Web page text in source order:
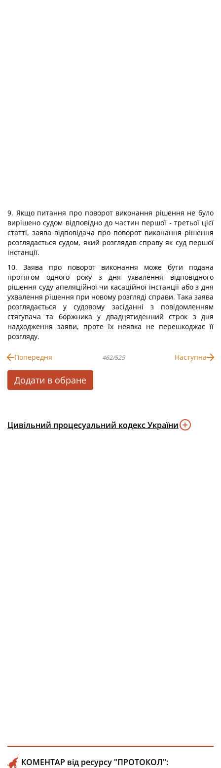
9. Якщо питання про поворот виконання рішення не було
вирішено судом відповідно до частин першої - третьої цієї
статті, заява відповідача про поворот виконання рішення
розглядається судом, який розглядав справу як суд першої
інстанції.
10. Заява про поворот виконання може бути подана
протягом одного року з дня ухвалення відповідного
рішення суду апеляційної чи касаційної інстанції або з дня
ухвалення рішення при новому розгляді справи. Така заява
розглядається у судовому засіданні з повідомленням
стягувача та боржника у двадцятиденний строк з дня
надходження заяви, проте їх неявка не перешкоджає її
розгляду.
Попередня 462/525 Наступна
Додати в обране
Цивільний процесуальний кодекс України
КОМЕНТАР від ресурсу "ПРОТОКОЛ":